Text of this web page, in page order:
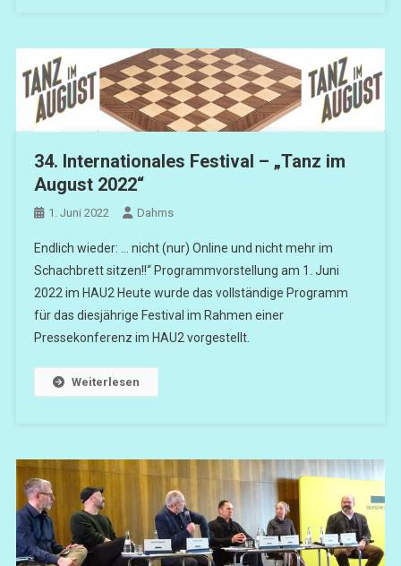
34. Internationales Festival – „Tanz im
August 2022“
1. Juni 2022 Dahms
Endlich wieder: … nicht (nur) Online und nicht mehr im
Schachbrett sitzen!!“ Programmvorstellung am 1. Juni
2022 im HAU2 Heute wurde das vollständige Programm
für das diesjährige Festival im Rahmen einer
Pressekonferenz im HAU2 vorgestellt.
Weiterlesen